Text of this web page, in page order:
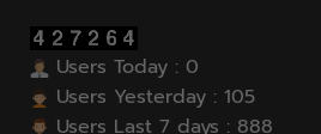
Users Today : 0
Users Yesterday : 105
Users Last 7 days : 888